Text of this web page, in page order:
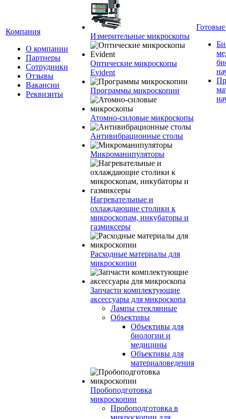
Компания
О компании
Партнеры
Сотрудники
Отзывы
Вакансии
Реквизиты
Измерительные микроскопы
Оптические микроскопы
Evident
Программы микроскопии
Атомно-силовые микроскопы
Антивибрационные столы
Микроманипуляторы
Нагревательные и
охлаждающие столики к
микроскопам, инкубаторы и
газмиксеры
Расходные материалы для
микроскопии
Запчасти комплектующие
аксессуары для микроскопа
Лампы стеклянные
Объективы
Объективы для
биологии и
медицины
Объективы для
материаловедения
Пробоподготовка
микроскопии
Пробоподготовка в
микроскопии для